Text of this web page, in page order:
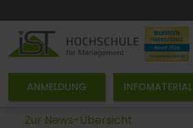
ANMELDUNG INFOMATERIAL
Zur News-Übersicht